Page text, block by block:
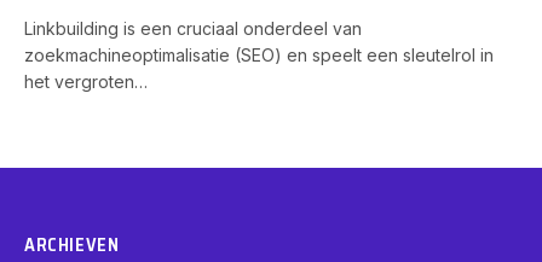
Linkbuilding is een cruciaal onderdeel van
zoekmachineoptimalisatie (SEO) en speelt een sleutelrol in
het vergroten…
ARCHIEVEN